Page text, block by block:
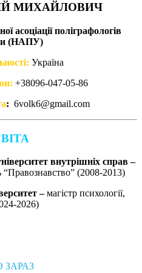
МИХАЙЛОВИЧ
асоціації поліграфологів
(НАПУ)
Україна
+38096-047-05-86
: 6volk6@gmail.com
внутрішніх справ –
“Правознавство” (2008-2013)
–магістр психології,
2026)